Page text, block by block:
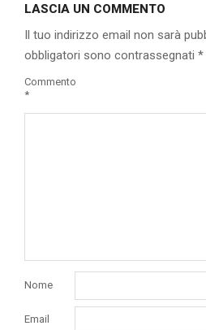
07
LASCIA UN COMMENTO
Il tuo indirizzo email non sarà
obbligatori sono contrassegnati *
Commento
*
Nome
Email